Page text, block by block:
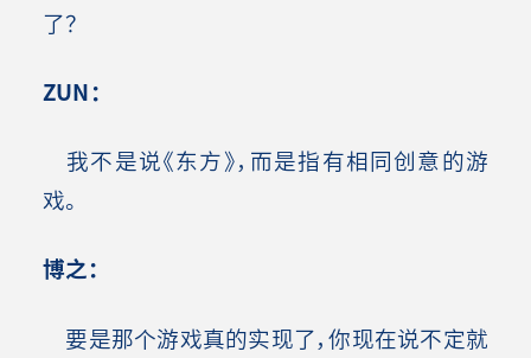
了？
ZUN：
我不是说《东方》，而是指有相同创意的游
戏。
博之：
要是那个游戏真的实现了，你现在说不定就